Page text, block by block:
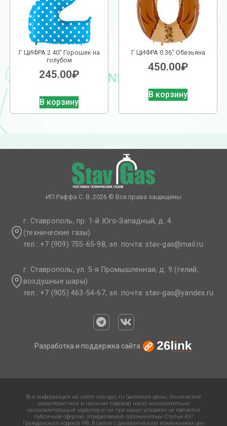
Г ЦИФРА 2 40″ Горошек на
голубом
245.00₽
В корзину
Г ЦИФРА 0 36″ Обезьяна
450.00₽
В корзину
ИП Раффа С. В. 2026 © Все права защищены
г. Ставрополь, пр. 1-й Юго-Западный, д. 4
(технические газы)
тел.: +7 (909) 755-65-98, эл. почта: stav-gas@mail.ru​
г. Ставрополь, ул. 5-я Промышленная, д. 9 (гелий,
воздушные шары)
тел.: +7 (905) 463-54-67, эл. почта: stav-gas@yandex.ru​
Разработка и поддержка сайта
Вся информация на сайте stav-gas.ru (включая цены, технические
характеристики и наличие товаров) носит исключительно
ознакомительный характер и ни при каких условиях не является
публичной офертой, определяемой положениями Статьи 437
Гражданского кодекса РФ. В связи с динамическим изменением цен